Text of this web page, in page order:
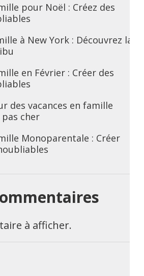
pour Noël : Créez des
à New York : Découvrez la
en Février : Créer des
des vacances en famille
cher
Monoparentale : Créer
à afficher.